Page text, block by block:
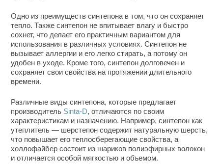
Одно из преимуществ синтепона в том, что он сохраняет
тепло. Также синтепон не впитывает влагу и быстро
сохнет, что делает его практичным вариантом для
использования в различных условиях. Синтепон не
вызывает аллергии и его легко стирать, а потому он
удобен в уходе. Кроме того, синтепон долговечен и
сохраняет свои свойства на протяжении длительного
времени.
Различные виды синтепона, которые предлагает
производитель Sinta-D, отличаются по своим
характеристикам и назначению. Например, синтепон как
утеплитель — шерстепон содержит натуральную шерсть,
что повышает его теплосберегающие свойства, а
холлофайбер состоит из шариков полиэфирных волокон
и отличается особой мягкостью и объемом.